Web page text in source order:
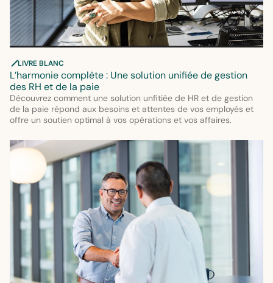
LIVRE BLANC
L’harmonie complète : Une solution unifiée de gestion
des RH et de la paie
Découvrez comment une solution unfitiée de HR et de gestion
de la paie répond aux besoins et attentes de vos employés et
offre un soutien optimal à vos opérations et vos affaires.